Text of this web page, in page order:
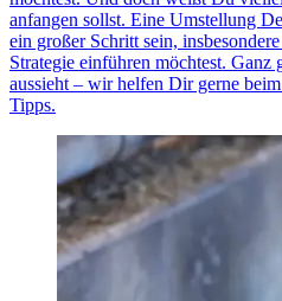
anfangen sollst. Eine Umstellung
ein großer Schritt sein,
Strategie einführen möchtest.
aussieht – wir helfen Dir gerne
Tipps.